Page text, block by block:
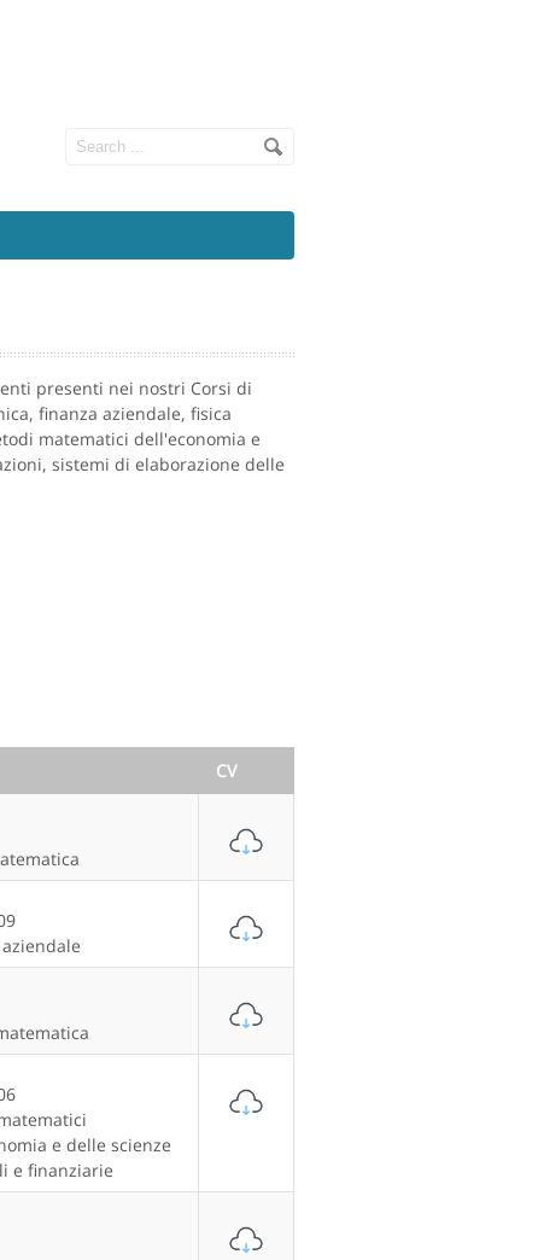
presenti nei nostri Corsi di
finanza aziendale, fisica
matematici dell'economia e
sistemi di elaborazione delle
CV
e delle scienze
e finanziarie